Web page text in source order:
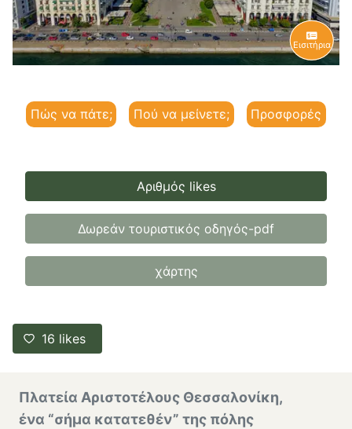
Εισιτήρια
Πώς να πάτε; Πού να μείνετε; Προσφορές
Αριθμός likes
Δωρεάν τουριστικός οδηγός-pdf
χάρτης
16 likes
Πλατεία Αριστοτέλους Θεσσαλονίκη,
ένα “σήμα κατατεθέν” της πόλης